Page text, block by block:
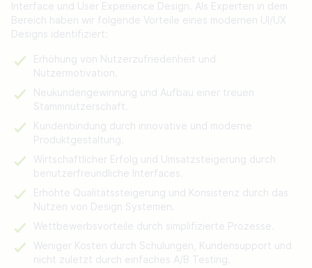
Interface und User Experience Design. Als Experten in dem
Bereich haben wir folgende Vorteile eines modernen UI/UX
Designs identifiziert:
Erhöhung von Nutzerzufriedenheit und
Nutzermotivation.
Neukundengewinnung und Aufbau einer treuen
Stammnutzerschaft.
Kundenbindung durch innovative und moderne
Produktgestaltung.
Wirtschaftlicher Erfolg und Umsatzsteigerung durch
benutzerfreundliche Interfaces.
Erhöhte Qualitätssteigerung und Konsistenz durch das
Nutzen von Design Systemen.
Wettbewerbsvorteile durch simplifizierte Prozesse.
Weniger Kosten durch Schulungen, Kundensupport und
nicht zuletzt durch einfaches A/B Testing.